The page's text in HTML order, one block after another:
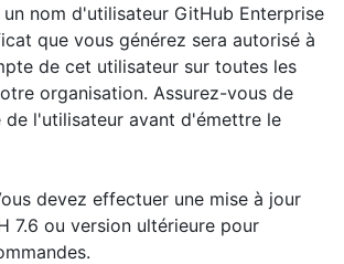
un nom d'utilisateur GitHub Enterprise
que vous générez sera autorisé à
de cet utilisateur sur toutes les
organisation. Assurez-vous de
l'utilisateur avant d'émettre le
devez effectuer une mise à jour
7.6 ou version ultérieure pour